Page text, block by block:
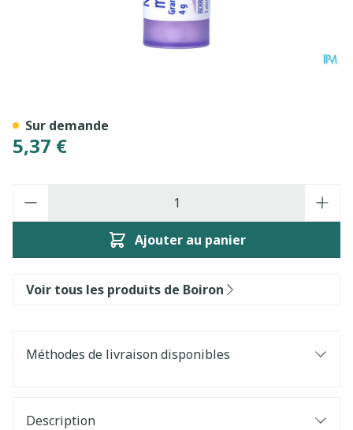
5,37 €
Ajouter au panier
Sur demande
Voir tous les produits de Boiron
Méthodes de livraison disponibles
Description